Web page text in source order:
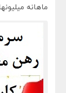
ماهانه